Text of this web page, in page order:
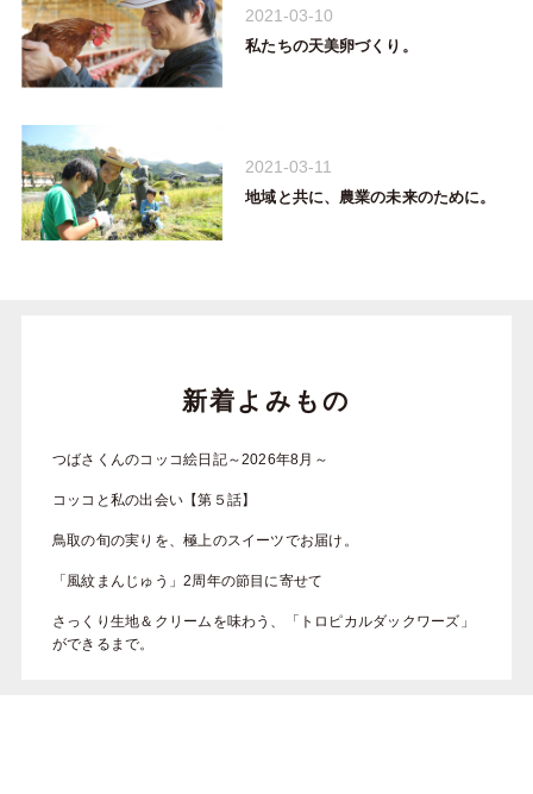
2021-03-10
私たちの天美卵づくり。
2021-03-11
地域と共に、農業の未来のために。
新着よみもの
つばさくんのコッコ絵日記～2026年8月～
コッコと私の出会い【第５話】
鳥取の旬の実りを、極上のスイーツでお届け。
「風紋まんじゅう」2周年の節目に寄せて
さっくり生地＆クリームを味わう、「トロピカルダックワーズ」
ができるまで。